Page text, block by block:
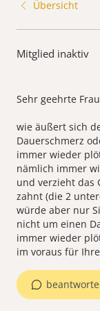
Übersicht
Mitglied inaktiv
Sehr geehrte
wie äußert sich
Dauerschmerz
immer wieder
nämlich immer
und verzieht das
zahnt (die 2
würde aber nur
nicht um einen
immer wieder
im voraus für